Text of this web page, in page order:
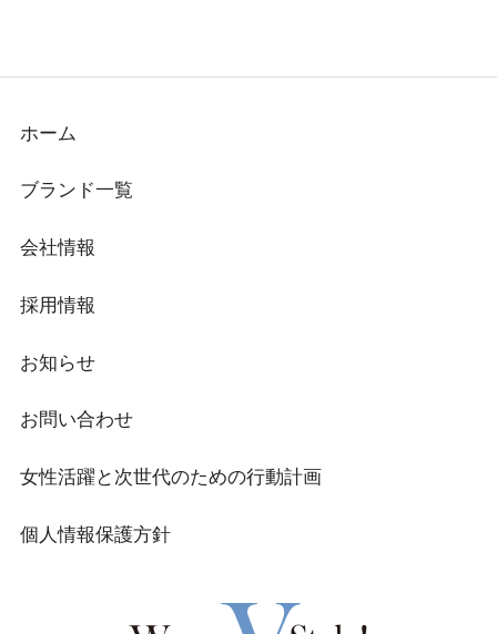
ホーム
ブランド一覧
会社情報
採用情報
お知らせ
お問い合わせ
女性活躍と次世代のための行動計画
個人情報保護方針